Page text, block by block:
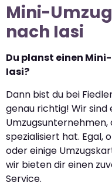
Mini-
nach Iasi
Du planst einen
Iasi?
Dann bist du bei
genau richtig! Wir sind
Umzugsunternehmen,
spezialisiert hat. Egal,
oder einige
wir bieten dir einen
Service.